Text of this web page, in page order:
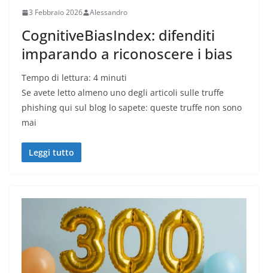
3 Febbraio 2026 Alessandro
CognitiveBiasIndex: difenditi
imparando a riconoscere i bias
Tempo di lettura: 4 minuti
Se avete letto almeno uno degli articoli sulle truffe
phishing qui sul blog lo sapete: queste truffe non sono
mai
Leggi tutto